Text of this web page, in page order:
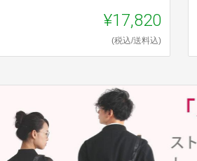
¥17,820
(税込/送料込)